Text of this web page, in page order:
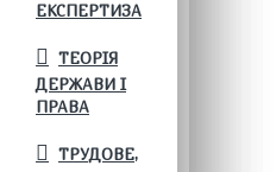
ЕКСПЕРТИЗА
ТЕОРІЯ
ДЕРЖАВИ І
ПРАВА
ТРУДОВЕ,